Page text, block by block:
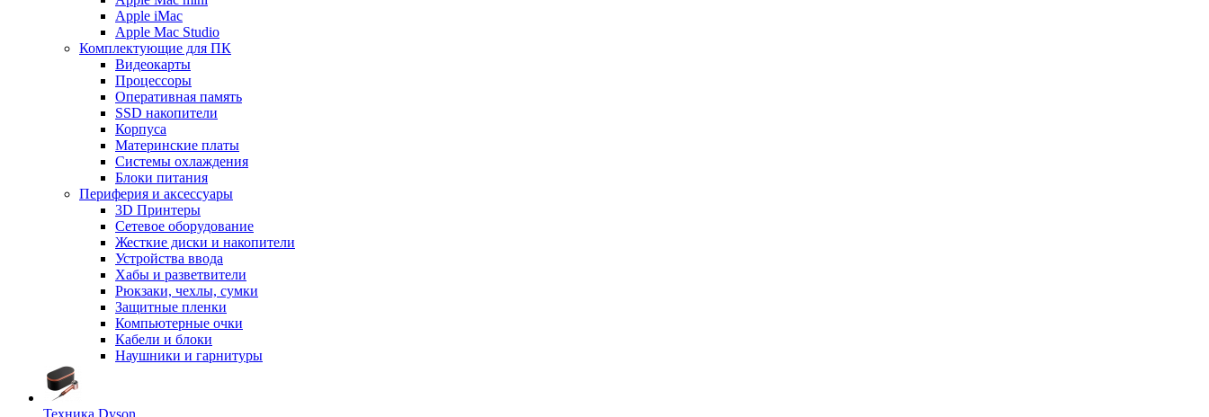
Apple iMac
Apple Mac Studio
Комплектующие для ПК
Видеокарты
Процессоры
Оперативная память
SSD накопители
Корпуса
Материнские платы
Системы охлаждения
Блоки питания
Периферия и аксессуары
3D Принтеры
Сетевое оборудование
Жесткие диски и накопители
Устройства ввода
Хабы и разветвители
Рюкзаки, чехлы, сумки
Защитные пленки
Компьютерные очки
Кабели и блоки
Наушники и гарнитуры
Техника Dyson